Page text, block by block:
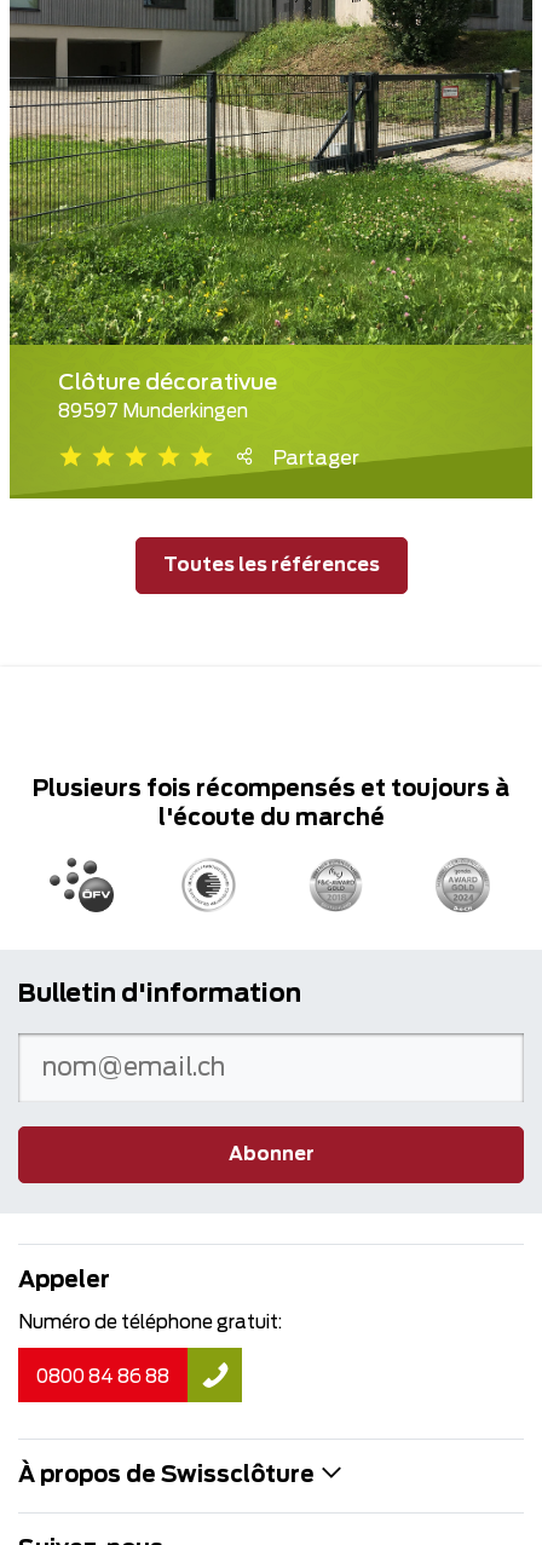
Clôture décorativue
89597 Munderkingen
Partager
Toutes les références
Plusieurs fois récompensés et toujours à
l'écoute du marché
Bulletin d'information
Abonner
Appeler
Numéro de téléphone gratuit:
0800 84 86 88
À propos de Swissclôture